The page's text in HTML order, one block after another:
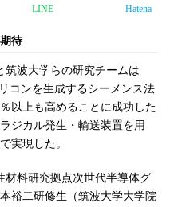
LINE Hatena
待
波大学らの研究チームは
コンを生成するシーメンス法
以上も高めることに成功した
ジカル発生・輸送装置を用
実現した。
料研究拠点次世代半導体グ
裕二研修生（筑波大学大学院